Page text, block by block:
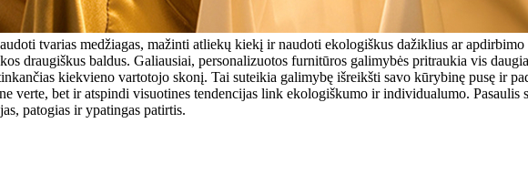
tvarias medžiagas, mažinti atliekų kiekį ir naudoti ekologiškus dažiklius ar
draugiškus baldus. Galiausiai, personalizuotos furnitūros galimybės pritraukia vis
kiekvieno vartotojo skonį. Tai suteikia galimybę išreikšti savo kūrybinę pusę ir
verte, bet ir atspindi visuotines tendencijas link ekologiškumo ir individualumo.
patogias ir ypatingas patirtis.